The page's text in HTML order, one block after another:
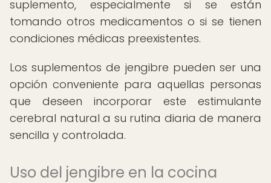
suplemento, especialmente si se están
tomando otros medicamentos o si se tienen
condiciones médicas preexistentes.
Los suplementos de jengibre pueden ser una
opción conveniente para aquellas personas
que deseen incorporar este estimulante
cerebral natural a su rutina diaria de manera
sencilla y controlada.
Uso del jengibre en la cocina